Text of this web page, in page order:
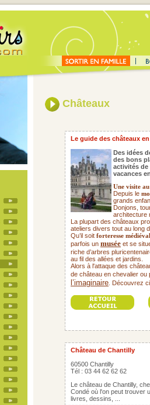
Châteaux
Le guide des châteaux
Des idées
des bons
activités de
vacances
Une visite
Depuis le
grands
Donjons,
architecture
La plupart des châteaux
ateliers divers tout au long
Qu’il soit forteresse
parfois un musée et se
riche d’arbres
au fil des allées et jardins.
Alors à l'attaque des
de château en chevalier ou
l’imaginaire Découvrez
Château de Chantilly
60500 Chantilly
Tél : 03 44 62 62 62
Le château de Chantilly,
Condé où l'on peut trouver
livres, dessins, ...